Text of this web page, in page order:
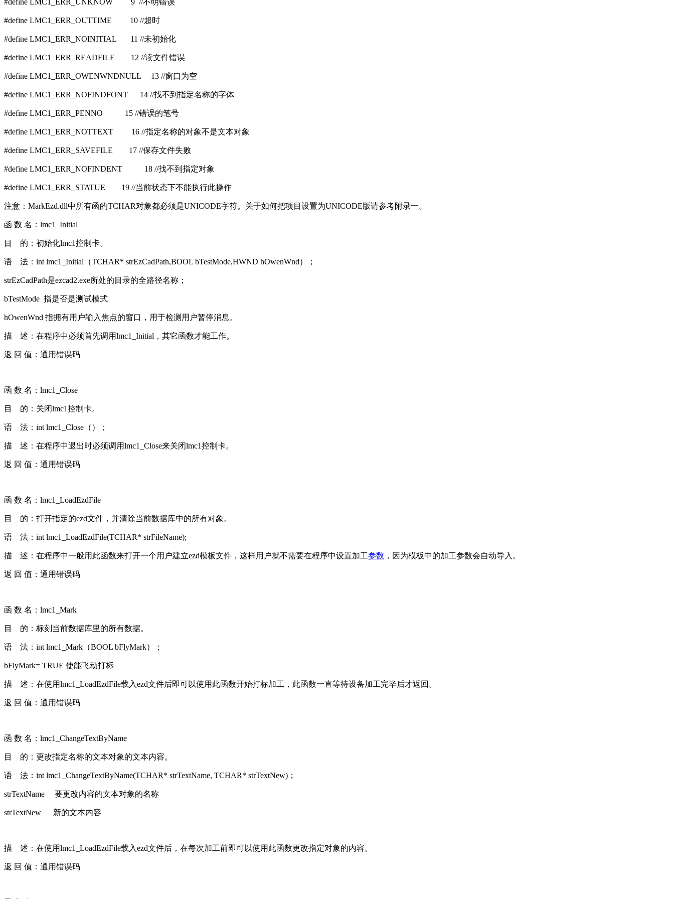
#define LMC1_ERR_OUTTIME 10 //超时
#define LMC1_ERR_NOINITIAL 11 //未初始化
#define LMC1_ERR_READFILE 12 //读文件错误
#define LMC1_ERR_OWENWNDNULL 13 //窗口为空
#define LMC1_ERR_NOFINDFONT 14 //找不到指定名称的字体
#define LMC1_ERR_PENNO 15 //错误的笔号
#define LMC1_ERR_NOTTEXT 16 //指定名称的对象不是文本对象
#define LMC1_ERR_SAVEFILE 17 //保存文件失败
#define LMC1_ERR_NOFINDENT 18 //找不到指定对象
#define LMC1_ERR_STATUE 19 //当前状态下不能执行此操作
注意：MarkEzd.dll中所有函的TCHAR对象都必须是UNICODE字符。关于如何把项目设置为UNICODE版请参考附录一。
函 数 名：lmc1_Initial
目 的：初始化lmc1控制卡。
语 法：int lmc1_Initial（TCHAR* strEzCadPath,BOOL bTestMode,HWND hOwenWnd）；
strEzCadPath是ezcad2.exe所处的目录的全路径名称；
bTestMode 指是否是测试模式
hOwenWnd 指拥有用户输入焦点的窗口，用于检测用户暂停消息。
描 述：在程序中必须首先调用lmc1_Initial，其它函数才能工作。
返 回 值：通用错误码
函 数 名：lmc1_Close
目 的：关闭lmc1控制卡。
语 法：int lmc1_Close（）；
描 述：在程序中退出时必须调用lmc1_Close来关闭lmc1控制卡。
返 回 值：通用错误码
函 数 名：lmc1_LoadEzdFile
目 的：打开指定的ezd文件，并清除当前数据库中的所有对象。
语 法：int lmc1_LoadEzdFile(TCHAR* strFileName);
描 述：在程序中一般用此函数来打开一个用户建立ezd模板文件，这样用户就不需要在程序中设置加工参数 ，因为模板中的加工参数会自动导入。
返 回 值：通用错误码
函 数 名：lmc1_Mark
目 的：标刻当前数据库里的所有数据。
语 法：int lmc1_Mark（BOOL bFlyMark）；
bFlyMark= TRUE 使能飞动打标
描 述：在使用lmc1_LoadEzdFile载入ezd文件后即可以使用此函数开始打标加工，此函数一直等待设备加工完毕后才返回。
返 回 值：通用错误码
函 数 名：lmc1_ChangeTextByName
目 的：更改指定名称的文本对象的文本内容。
语 法：int lmc1_ChangeTextByName(TCHAR* strTextName, TCHAR* strTextNew)；
strTextName 要更改内容的文本对象的名称
strTextNew 新的文本内容
描 述：在使用lmc1_LoadEzdFile载入ezd文件后，在每次加工前即可以使用此函数更改指定对象的内容。
返 回 值：通用错误码